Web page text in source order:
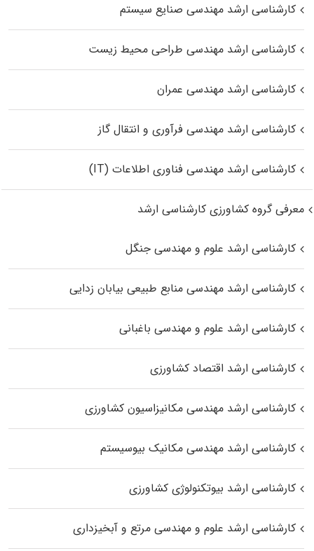
کارشناسی ارشد مهندسی صنایع سیستم
کارشناسی ارشد مهندسی طراحی محیط زیست
کارشناسی ارشد مهندسی عمران
کارشناسی ارشد مهندسی فرآوری و انتقال گاز
کارشناسی ارشد مهندسی فناوری اطلاعات (IT)
معرفی گروه کشاورزی کارشناسی ارشد
کارشناسی ارشد علوم و مهندسی جنگل
کارشناسی ارشد مهندسی منابع طبیعی بیابان زدایی
کارشناسی ارشد علوم و مهندسی باغبانی
کارشناسی ارشد اقتصاد کشاورزی
کارشناسی ارشد مهندسی مکانیزاسیون کشاورزی
کارشناسی ارشد مهندسی مکانیک بیوسیستم
کارشناسی ارشد بیوتکنولوژی کشاورزی
کارشناسی ارشد علوم و مهندسی مرتع و آبخیزداری